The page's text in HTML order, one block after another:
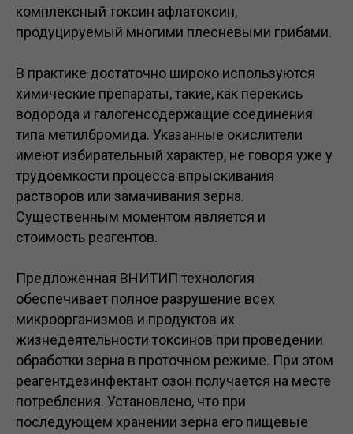
комплексный токсин афлатоксин,
продуцируемый многими плесневыми грибами.
В практике достаточно широко используются
химические препараты, такие, как перекись
водорода и галогенсодержащие соединения
типа метилбромида. Указанные окислители
имеют избирательный характер, не говоря уже у
трудоемкости процесса впрыскивания
растворов или замачивания зерна.
Существенным моментом является и
стоимость реагентов.
Предложенная ВНИТИП технология
обеспечивает полное разрушение всех
микроорганизмов и продуктов их
жизнедеятельности токсинов при проведении
обработки зерна в проточном режиме. При этом
реагентдезинфектант озон получается на месте
потребления. Установлено, что при
последующем хранении зерна его пищевые